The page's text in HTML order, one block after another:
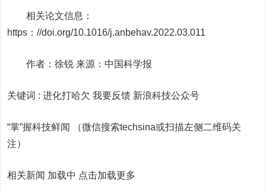
相关论文信息：
https：//doi.org/10.1016/j.anbehav.2022.03.011
作者：徐锐 来源：中国科学报
关键词 :进化打哈欠 我要反馈 新浪科技公众号
“掌”握科技鲜闻 （微信搜索techsina或扫描左侧二维码关
注）
相关新闻 加载中 点击加载更多